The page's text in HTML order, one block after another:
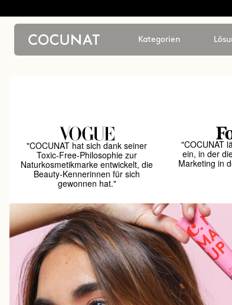
Kategorien
"COCUNAT hat sich dank seiner
Toxic-Free-Philosophie zur
Naturkosmetikmarke entwickelt, die
Beauty-Kennerinnen für sich
gewonnen hat."
"COCUNAT
ein, in der
Marketing in